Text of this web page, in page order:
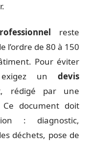
reste
l’ordre de 80 à 150
Pour éviter
exigez un devis
rédigé par une
document doit
: diagnostic,
déchets, pose de